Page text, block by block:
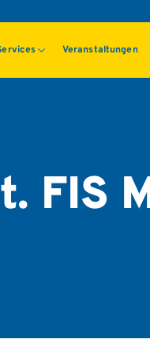
Veranstaltungen
FIS